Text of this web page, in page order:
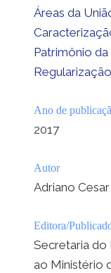
Áreas da
Patrimônio da
Regularização
Ano de
2017
Autor
Adriano
Editora/
Secretaria do
ao Ministério